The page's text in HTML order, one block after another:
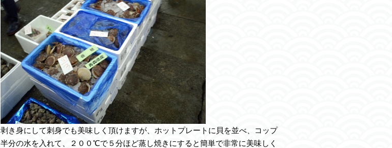
剥き身にして刺身でも美味しく頂けますが、ホットプレートに貝を並べ、コップ
半分の水を入れて、２００℃で５分ほど蒸し焼きにすると簡単で非常に美味しく